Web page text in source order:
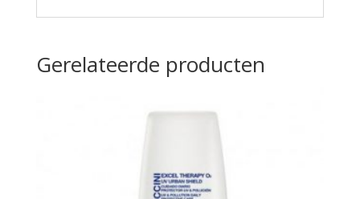
Gerelateerde producten